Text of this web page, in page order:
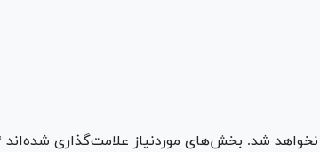
شد. بخش‌های موردنیاز علامت‌گذاری شده‌اند